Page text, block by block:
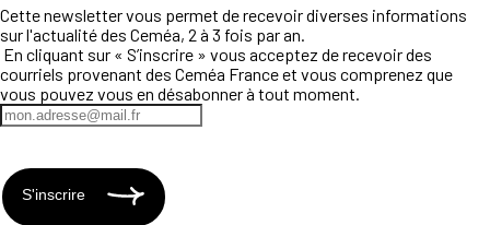
Cette newsletter vous permet de recevoir diverses informations
sur l'actualité des Ceméa, 2 à 3 fois par an.
En cliquant sur « S’inscrire » vous acceptez de recevoir des
courriels provenant des Ceméa France et vous comprenez que
vous pouvez vous en désabonner à tout moment.
S'inscrire